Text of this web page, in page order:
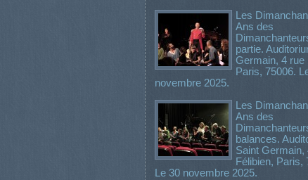
Les
Ans des
partie.
Germain, 4 rue
Paris, 75006.
novembre 2025.
Les
Ans des
balances.
Saint Germain,
Félibien, Paris,
Le 30 novembre 2025.